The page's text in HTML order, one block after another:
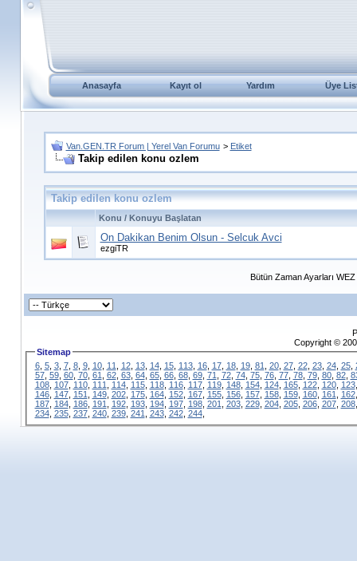
Anasayfa Kayıt ol Yardım Üye
Van.GEN.TR Forum | Yerel Van Forumu > Etiket
Takip edilen konu ozlem
Takip edilen konu ozlem
Konu / Konuyu Başlatan
On Dakikan Benim Olsun - Selcuk Avci
ezgiTR
Bütün Zaman Ayarları
Copyright ©
Sitemap
6, 5, 3, 7, 8, 9, 10, 11 12, 13, 14, 15, 113, 16, 17, 18, 19, 81 20, 27, 22, 23, 24, 25,
57, 59, 60, 70, 61 62, 63, 64, 65, 66, 68, 69, 71 72, 74, 75, 76, 77, 78, 79, 80, 82,
108, 107, 110, 111 114, 115, 118, 116, 117, 119, 148, 154, 124, 165, 122, 120, 123
146, 147, 151 149, 202, 175, 164, 152, 167, 155, 156, 157, 158, 159, 160, 161 162
187, 184, 186, 191 192, 193, 194, 197, 198, 201 203, 229, 204, 205, 206, 207, 208
234, 235, 237, 240, 239, 241 243, 242, 244,